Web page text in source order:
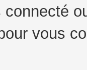
connecté
vous